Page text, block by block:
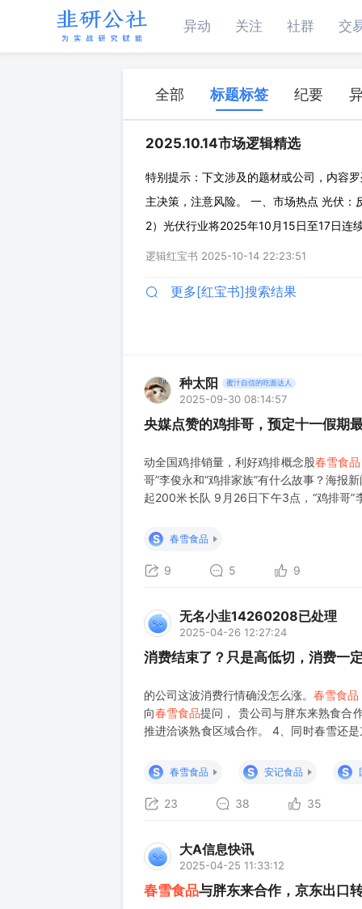
异动 关注 社群 交
全部 标题标签 纪要
2025.10.14市场逻辑精选
特别提示：下文涉及的题材或公司，内容
主决策，注意风险。 一、市场热点 光伏
2）光伏行业将2025年10月15日至17日连
环节均不得低于成本销售，硅料目前均价
逻辑红宝书 2025-10-14 22:23:51
更多[红宝书]搜索结果
种太阳 蜜汁自信的吃面达人
2025-09-30 08:14:57
央媒点赞的鸡排哥，预定十一假期
动全国鸡排销量，利好鸡排概念股春雪食品
哥”李俊永和“鸡排家族”有什么故事？海报
起200米长队 9月26日下午3点，“鸡排哥
S
春雪食品
9 5 9
无名小韭14260208已处理
2025-04-26 12:27:24
消费结束了？只是高低切，消费一
的公司这波消费行情确没怎么涨。 春雪食品
向春雪食品提问， 贵公司与胖东来熟食合
推进洽谈熟食区域合作。 4、同时春雪还
鸡肉调理品（预制 菜）和生鲜品 4月7
S 春雪食品 S 安记食品 S
23 38 35
大A信息快讯
2025-04-25 11:33:12
春雪食品与胖东来合作，京东出口